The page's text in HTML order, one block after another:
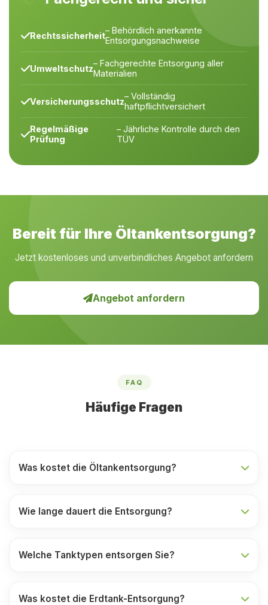
Rechtssicherheit– Behördlich anerkannte
Entsorgungsnachweise
Umweltschutz– Fachgerechte Entsorgung aller
Materialien
Versicherungsschutz– Vollständig
haftpflichtversichert
Regelmäßige
Prüfung
– Jährliche Kontrolle durch den
TÜV
Bereit für Ihre Öltankentsorgung?
Jetzt kostenloses und unverbindliches Angebot anfordern
Angebot anfordern
FAQ
Häufige Fragen
Was kostet die Öltankentsorgung?
Wie lange dauert die Entsorgung?
Welche Tanktypen entsorgen Sie?
Was kostet die Erdtank-Entsorgung?